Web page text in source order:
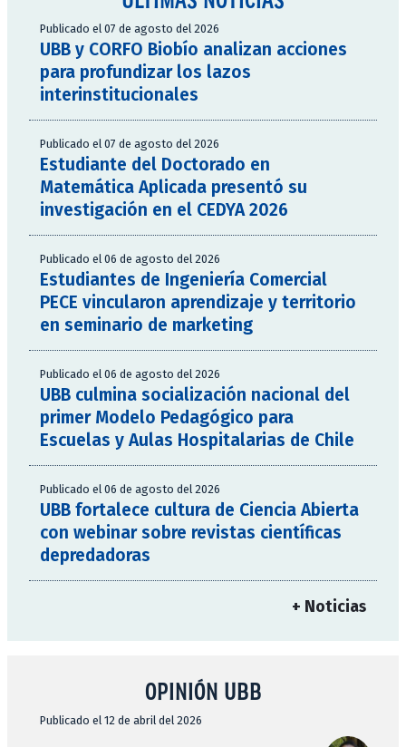
Publicado el 07 de agosto del 2026
UBB y CORFO Biobío analizan acciones
para profundizar los lazos
interinstitucionales
Publicado el 07 de agosto del 2026
Estudiante del Doctorado en
Matemática Aplicada presentó su
investigación en el CEDYA 2026
Publicado el 06 de agosto del 2026
Estudiantes de Ingeniería Comercial
PECE vincularon aprendizaje y territorio
en seminario de marketing
Publicado el 06 de agosto del 2026
UBB culmina socialización nacional del
primer Modelo Pedagógico para
Escuelas y Aulas Hospitalarias de Chile
Publicado el 06 de agosto del 2026
UBB fortalece cultura de Ciencia Abierta
con webinar sobre revistas científicas
depredadoras
+ Noticias
OPINIÓN UBB
Publicado el 12 de abril del 2026